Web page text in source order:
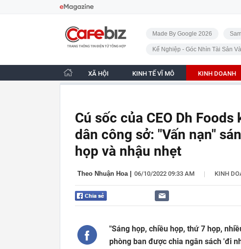
CafeBiz - Trang chủ
Made By Google 2026
Kế Nghiệp - Góc Nhìn Tài Sản
XÃ HỘI KINH TẾ VĨ MÔ KINH DOANH
Cú sốc của CEO Dh
dân công sở: "Vấn nạn"
họp và nhậu nhẹt
Theo Nhuận Hoa| 06/10/2022 09:33 AM | KINH
"Sáng họp, chiều họp, thứ 7 họp,
phòng ban được chia ngân sách 'đi